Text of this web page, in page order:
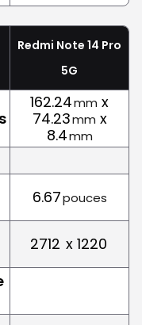
Redmi Note 14 Pro
5G
162.24mm x
74.23mm x
8.4mm
6.67pouces
2712 x 1220